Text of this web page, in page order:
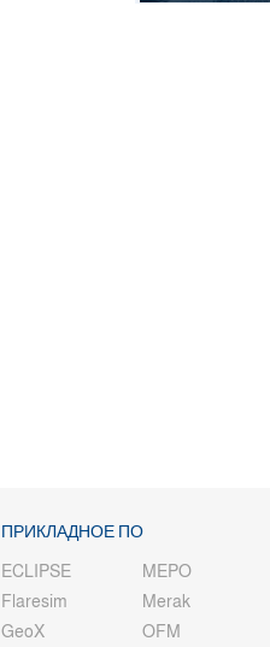
ПРИКЛАДНОЕ ПО
ECLIPSE
Flaresim
GeoX
MEPO
Merak
OFM